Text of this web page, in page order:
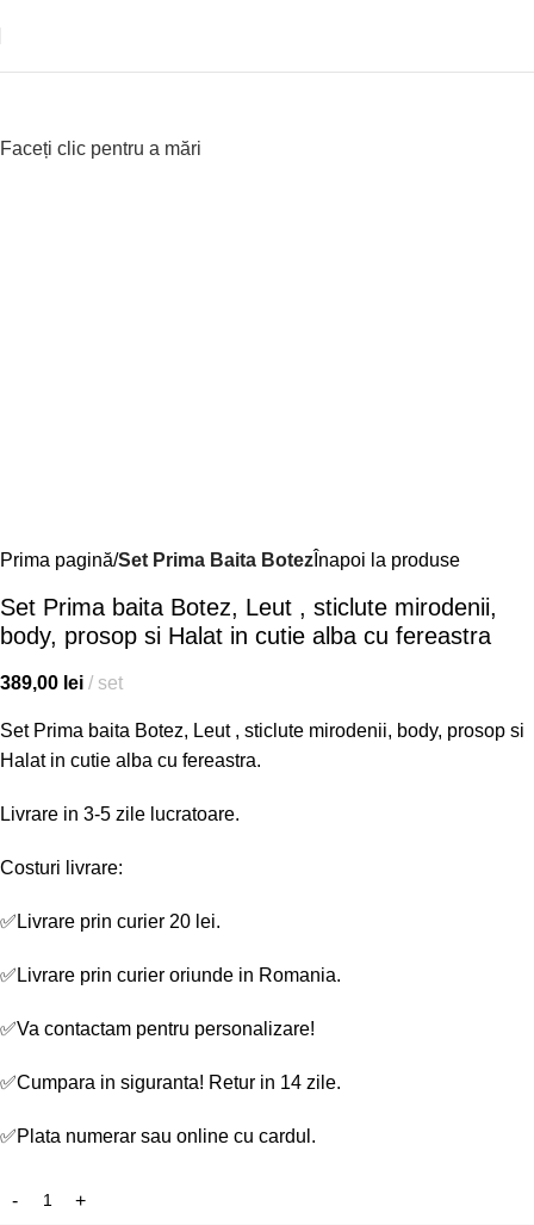
Faceți clic pentru a mări
Prima pagină Set Prima Baita Botez Înapoi la produse
Set Prima baita Botez, Leut , sticlute mirodenii,
body, prosop si Halat in cutie alba cu fereastra
389,00 lei set
Set Prima baita Botez, Leut , sticlute mirodenii, body, prosop si
Halat in cutie alba cu fereastra.
Livrare in 3-5 zile lucratoare.
Costuri livrare:
✅ Livrare prin curier 20 lei.
✅ Livrare prin curier oriunde in Romania.
✅Va contactam pentru personalizare!
✅Cumpara in siguranta! Retur in 14 zile.
✅Plata numerar sau online cu cardul.